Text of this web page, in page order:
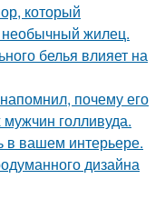
который
необычный жилец.
белья влияет на
почему его
голливуда.
в вашем интерьере.
дизайна